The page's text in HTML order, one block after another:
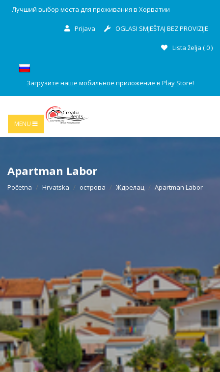
Лучший выбор места для проживания в Хорватии
Prijava OGLASI SMJEŠTAJ BEZ PROVIZIJE
Lista želja (0)
Загрузите наше мобильное приложение в Play Store!
MENU
Apartman Labor
Početna Hrvatska острова Ждрелац Apartman Labor